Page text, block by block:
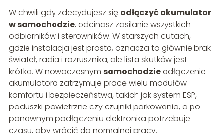
W chwili gdy zdecydujesz się odłączyć akumulator
w samochodzie, odcinasz zasilanie wszystkich
odbiorników i sterowników. W starszych autach,
gdzie instalacja jest prosta, oznacza to głównie brak
świateł, radia i rozrusznika, ale lista skutków jest
krótka. W nowoczesnym samochodzieodłączenie
akumulatora zatrzymuje pracę wielu modułów
komfortu i bezpieczeństwa, takich jak system ESP,
poduszki powietrzne czy czujniki parkowania, a po
ponownym podłączeniu elektronika potrzebuje
czasu, aby wrócić do normalnej pracy.